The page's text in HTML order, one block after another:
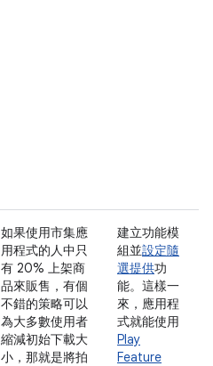
如果使用市集應
用程式的人中只
有 20% 上架商
品來販售，有個
不錯的策略可以
為大多數使用者
縮減初始下載大
小，那就是將拍
建立功能模
組並設定隨
選提供功
能。這樣一
來，應用程
式就能使用
Play
Feature